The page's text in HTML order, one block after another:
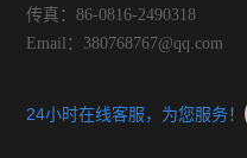
传真：86-0816-2490318
Email：380768767@qq.com
24小时在线客服，为您服务！